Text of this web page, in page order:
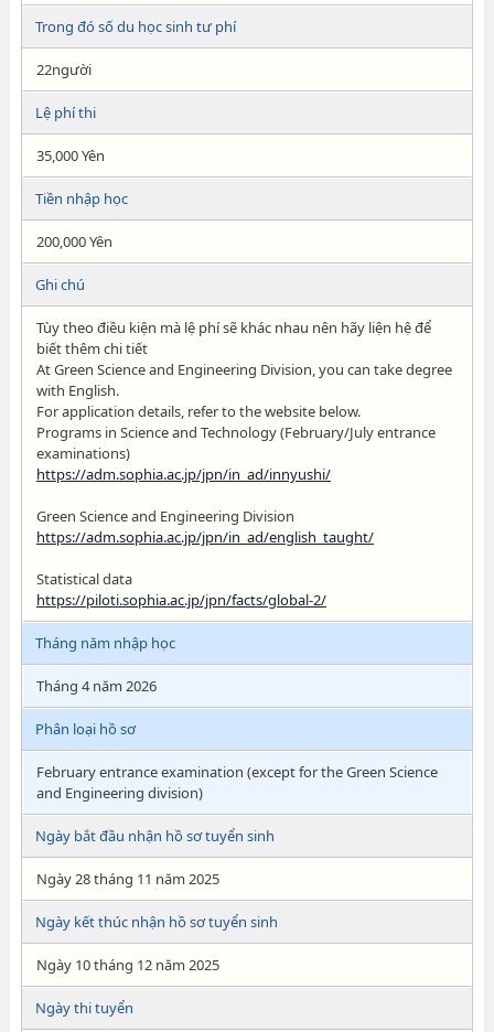
Trong đó số du học sinh tư phí
22người
Lệ phí thi
35,000 Yên
Tiền nhập học
200,000 Yên
Ghi chú
Tùy theo điều kiện mà lệ phí sẽ khác nhau nên hãy liện hệ để
biết thêm chi tiết
At Green Science and Engineering Division, you can take degree
with English.
For application details, refer to the website below.
Programs in Science and Technology (February/July entrance
examinations)
https://adm.sophia.ac.jp/jpn/in_ad/innyushi/
Green Science and Engineering Division
https://adm.sophia.ac.jp/jpn/in_ad/english_taught/
Statistical data
https://piloti.sophia.ac.jp/jpn/facts/global-2/
Tháng năm nhập học
Tháng 4 năm 2026
Phân loại hồ sơ
February entrance examination (except for the Green Science
and Engineering division)
Ngày bắt đầu nhận hồ sơ tuyển sinh
Ngày 28 tháng 11 năm 2025
Ngày kết thúc nhận hồ sơ tuyển sinh
Ngày 10 tháng 12 năm 2025
Ngày thi tuyển